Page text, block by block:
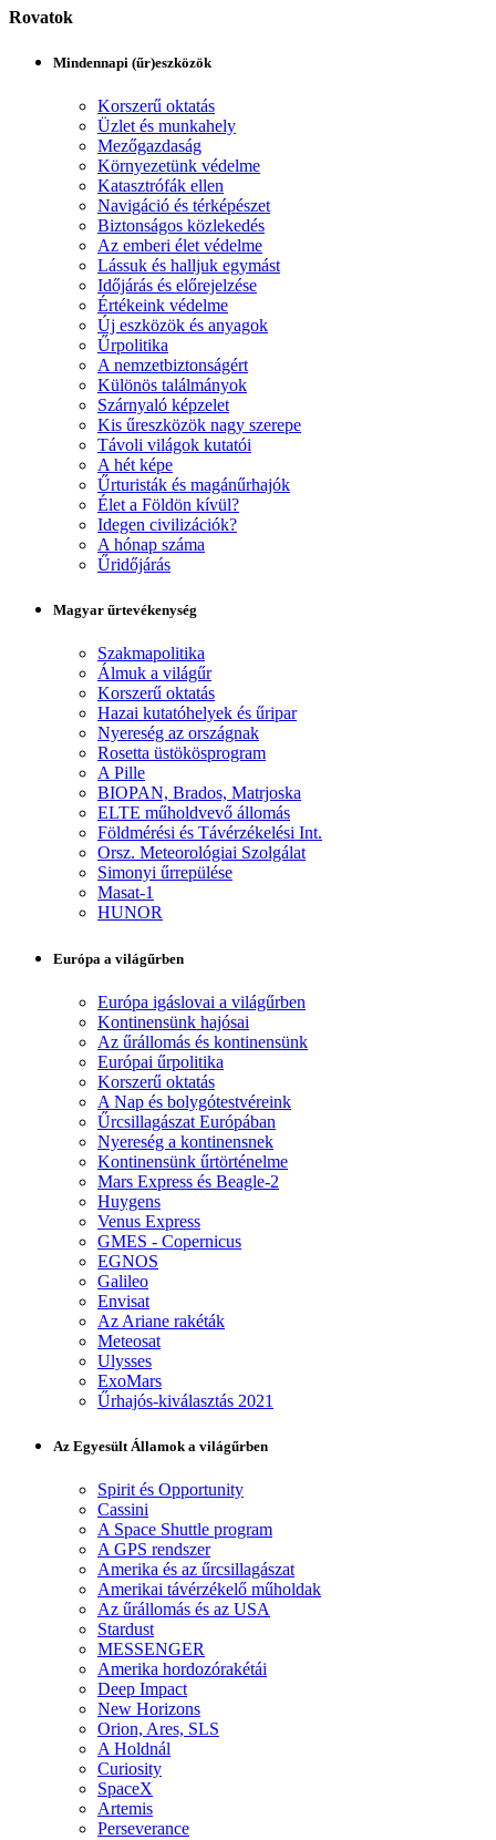
Rovatok
Mindennapi (űr)eszközök
Korszerű oktatás
Üzlet és munkahely
Mezőgazdaság
Környezetünk védelme
Katasztrófák ellen
Navigáció és térképészet
Biztonságos közlekedés
Az emberi élet védelme
Lássuk és halljuk egymást
Időjárás és előrejelzése
Értékeink védelme
Új eszközök és anyagok
Űrpolitika
A nemzetbiztonságért
Különös találmányok
Szárnyaló képzelet
Kis űreszközök nagy szerepe
Távoli világok kutatói
A hét képe
Űrturisták és magánűrhajók
Élet a Földön kívül?
Idegen civilizációk?
A hónap száma
Űridőjárás
Magyar űrtevékenység
Szakmapolitika
Álmuk a világűr
Korszerű oktatás
Hazai kutatóhelyek és űripar
Nyereség az országnak
Rosetta üstökösprogram
A Pille
BIOPAN, Brados, Matrjoska
ELTE műholdvevő állomás
Földmérési és Távérzékelési Int.
Orsz. Meteorológiai Szolgálat
Simonyi űrrepülése
Masat-1
HUNOR
Európa a világűrben
Európa igáslovai a világűrben
Kontinensünk hajósai
Az űrállomás és kontinensünk
Európai űrpolitika
Korszerű oktatás
A Nap és bolygótestvéreink
Űrcsillagászat Európában
Nyereség a kontinensnek
Kontinensünk űrtörténelme
Mars Express és Beagle-2
Huygens
Venus Express
GMES - Copernicus
EGNOS
Galileo
Envisat
Az Ariane rakéták
Meteosat
Ulysses
ExoMars
Űrhajós-kiválasztás 2021
Az Egyesült Államok a világűrben
Spirit és Opportunity
Cassini
A Space Shuttle program
A GPS rendszer
Amerika és az űrcsillagászat
Amerikai távérzékelő műholdak
Az űrállomás és az USA
Stardust
MESSENGER
Amerika hordozórakétái
Deep Impact
New Horizons
Orion, Ares, SLS
A Holdnál
Curiosity
SpaceX
Artemis
Perseverance